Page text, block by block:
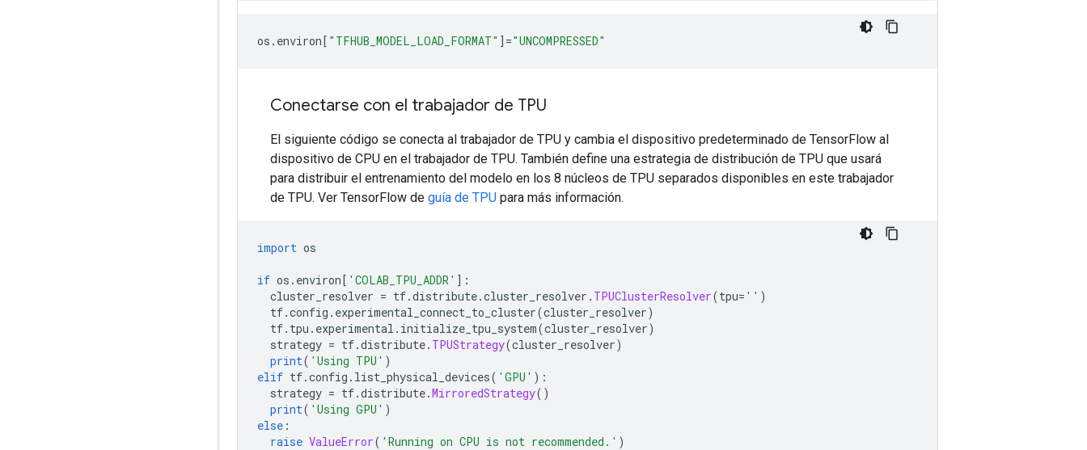
os . environ[ "TFHUB_MODEL_LOAD_FORMAT" ]="UNCOMPRESSED"
Conectarse con el trabajador de TPU
El siguiente código se conecta al trabajador de TPU y cambia el dispositivo predeterminado de TensorFlow al
dispositivo de CPU en el trabajador de TPU. También define una estrategia de distribución de TPU que usará
para distribuir el entrenamiento del modelo en los 8 núcleos de TPU separados disponibles en este trabajador
de TPU. Ver TensorFlow de guía de TPU para más información.
import os
if os . environ[ 'COLAB_TPU_ADDR' ]:
cluster_resolver = tf.distribute.cluster_resolver . TPUClusterResolver(tpu= '' )
tf.config . experimental_connect_to_cluster(cluster_resolver)
tf. tpu . experimental . initialize_tpu_system(cluster_resolver)
strategy = tf.distribute. TPUStrategy(cluster_resolver)
print( 'Using TPU' )
elif tf.config . list_physical_devices( 'GPU' ):
strategy = tf.distribute.MirroredStrategy()
print( 'Using GPU' )
else :
raise ValueError( 'Running on CPU is not recommended.' )